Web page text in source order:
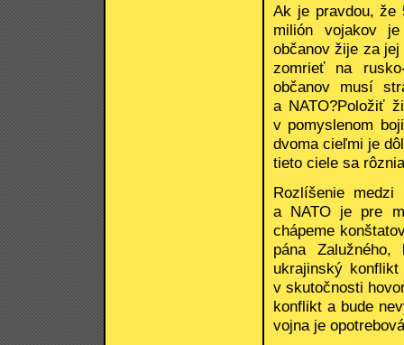
Ak je pravdou, že
milión vojakov
občanov žije za
zomrieť na
občanov musí
a NATO?Položiť
v pomyslenom
dvoma cieľmi je
tieto ciele sa
Rozlíšenie
a NATO je pre
chápeme
pána
ukrajinský
v skutočnosti
konflikt a bude
vojna je